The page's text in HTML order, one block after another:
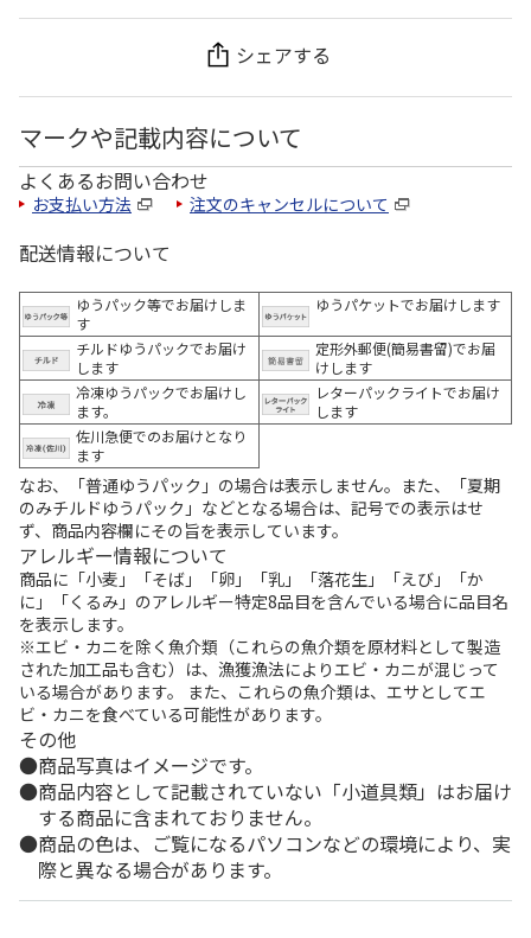
シェアする
マークや記載内容について
よくあるお問い合わせ
お支払い方法 注文のキャンセルについて
配送情報について
ゆうパック等でお届けしま
す
ゆうパケットでお届けします
チルドゆうパックでお届け
します
定形外郵便(簡易書留)でお届
けします
冷凍ゆうパックでお届けし
ます。
レターパックライトでお届け
します
佐川急便でのお届けとなり
ます
なお、「普通ゆうパック」の場合は表示しません。また、「夏期
のみチルドゆうパック」などとなる場合は、記号での表示はせ
ず、商品内容欄にその旨を表示しています。
アレルギー情報について
商品に「小麦」「そば」「卵」「乳」「落花生」「えび」「か
に」「くるみ」のアレルギー特定8品目を含んでいる場合に品目名
を表示します。
※エビ・カニを除く魚介類（これらの魚介類を原材料として製造
された加工品も含む）は、漁獲漁法によりエビ・カニが混じって
いる場合があります。 また、これらの魚介類は、エサとしてエ
ビ・カニを食べている可能性があります。
その他
商品写真はイメージです。
商品内容として記載されていない「小道具類」はお届け
する商品に含まれておりません。
商品の色は、ご覧になるパソコンなどの環境により、実
際と異なる場合があります。